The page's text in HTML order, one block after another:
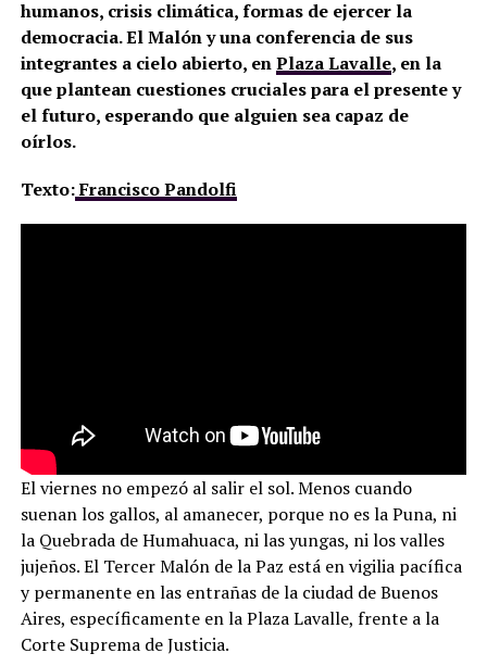
humanos, crisis climática, formas de ejercer la
democracia. El Malón y una conferencia de sus
integrantes a cielo abierto, enPlaza Lavalle, en la
que plantean cuestiones cruciales para el presente y
el futuro, esperando que alguien sea capaz de
oírlos.
Texto:Francisco Pandolfi
El viernes no empezó al salir el sol. Menos cuando
suenan los gallos, al amanecer, porque no es la Puna, ni
la Quebrada de Humahuaca, ni las yungas, ni los valles
jujeños. El Tercer Malón de la Paz está en vigilia pacífica
y permanente en las entrañas de la ciudad de Buenos
Aires, específicamente en la Plaza Lavalle, frente a la
Corte Suprema de Justicia.